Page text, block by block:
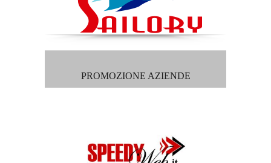
PROMOZIONE AZIENDE